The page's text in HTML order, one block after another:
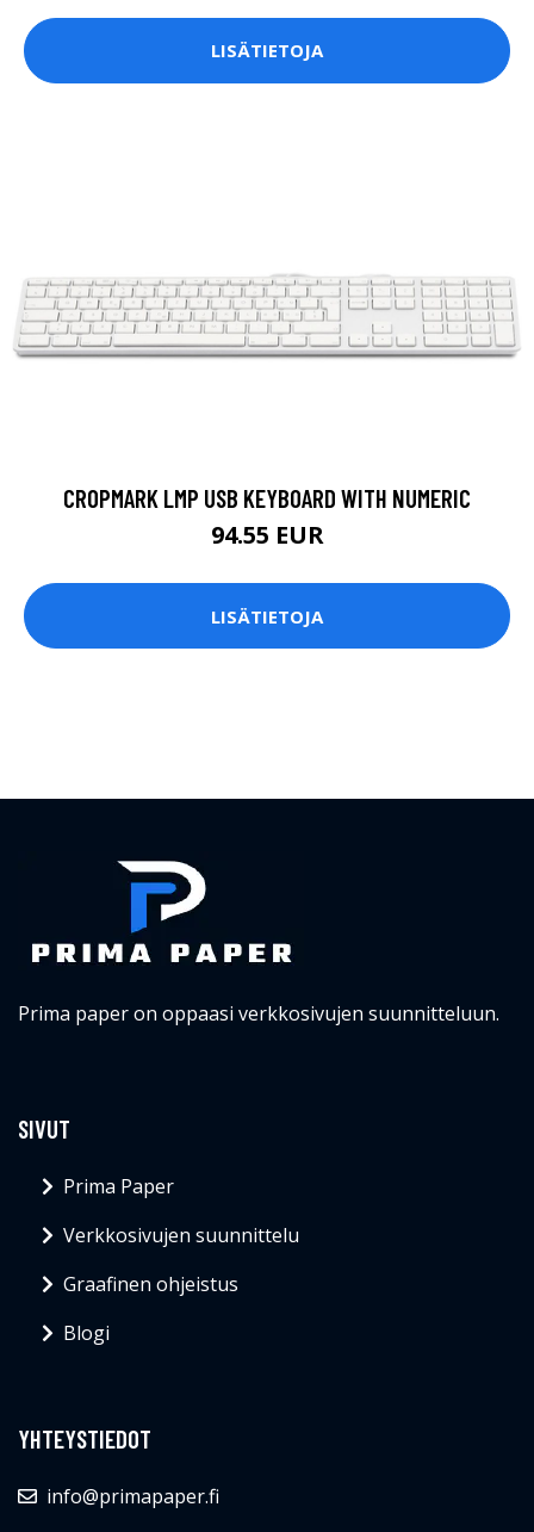
LISÄTIETOJA
CROPMARK LMP USB KEYBOARD WITH NUMERIC
94.55 EUR
LISÄTIETOJA
Prima paper on oppaasi verkkosivujen suunnitteluun.
SIVUT
Prima Paper
Verkkosivujen suunnittelu
Graafinen ohjeistus
Blogi
YHTEYSTIEDOT
info@primapaper.fi